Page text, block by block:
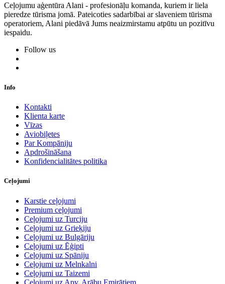
Ceļojumu aģentūra Alani - profesionāļu komanda, kuriem ir liela
pieredze tūrisma jomā. Pateicoties sadarbībai ar slaveniem tūrisma
operatoriem, Alani piedāvā Jums neaizmirstamu atpūtu un pozitīvu
iespaidu.
Follow us
Info
Kontakti
Klienta karte
Vīzas
Aviobiļetes
Par Kompāniju
Apdrošināšana
Konfidencialitātes politika
Ceļojumi
Karstie ceļojumi
Premium ceļojumi
Ceļojumi uz Turciju
Ceļojumi uz Grieķiju
Ceļojumi uz Bulgāriju
Ceļojumi uz Ēģipti
Ceļojumi uz Spāniju
Ceļojumi uz Melnkalni
Ceļojumi uz Taizemi
Ceļojumi uz Apv. Arābu Emirātiem